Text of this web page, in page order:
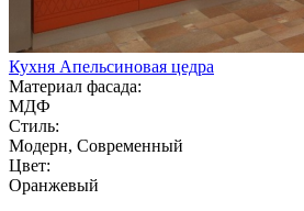
Кухня Апельсиновая цедра
Материал фасада:
МДФ
Стиль:
Модерн, Современный
Цвет:
Оранжевый